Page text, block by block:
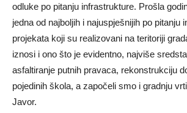
odluke po pitanju infrastrukture. Prošla
jedna od najboljih i najuspješnijih po pitanju
projekata koji su realizovani na teritoriji
iznosi i ono što je evidentno, najviše
asfaltiranje putnih pravaca, rekonstrukciju
pojedinih škola, a započeli smo i gradnju
Javor.